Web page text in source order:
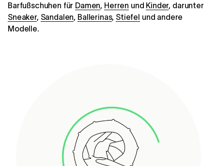
Barfußschuhen für Damen, Herren und Kinder, darunter
Sneaker, Sandalen, Ballerinas, Stiefel und andere
Modelle.